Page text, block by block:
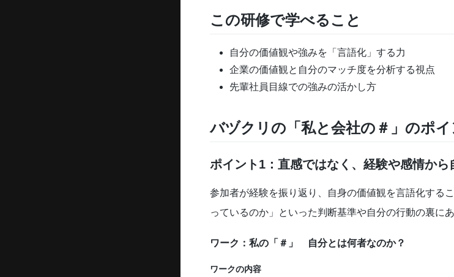
この研修で学べること
自分の価値観や強みを「言語化」する力
企業の価値観と自分のマッチ度を分析する視点
先輩社員目線での強みの活かし方
バヅクリの「私と会社の＃」のポイ
ポイント1：直感ではなく、経験や感情から
参加者が経験を振り返り、自身の価値観を言語化する
っているのか」といった判断基準や自分の行動の裏に
ワーク：私の「＃」 自分とは何者なのか？
ワークの内容